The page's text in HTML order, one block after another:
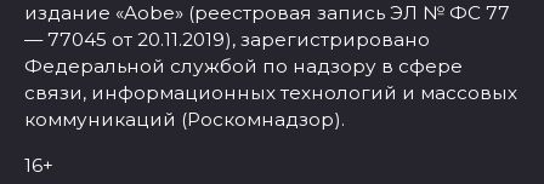
издание «Aobe» (реестровая запись ЭЛ № ФС 77
— 77045 от 20.11.2019), зарегистрировано
Федеральной службой по надзору в сфере
связи, информационных технологий и массовых
коммуникаций (Роскомнадзор).
16+